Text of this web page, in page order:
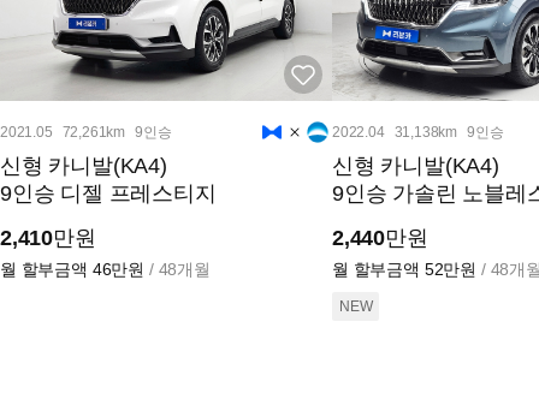
2021.05 72,261km 9인승
신형 카니발(KA4)
9인승 디젤 프레스티지
2,410만원
월 할부금액 46만원 / 48개월
2022.04 31,138km 9인승
신형 카니발(KA4)
9인승 가솔린 노블레
2,440만원
월 할부금액 52만원 / 48개
NEW